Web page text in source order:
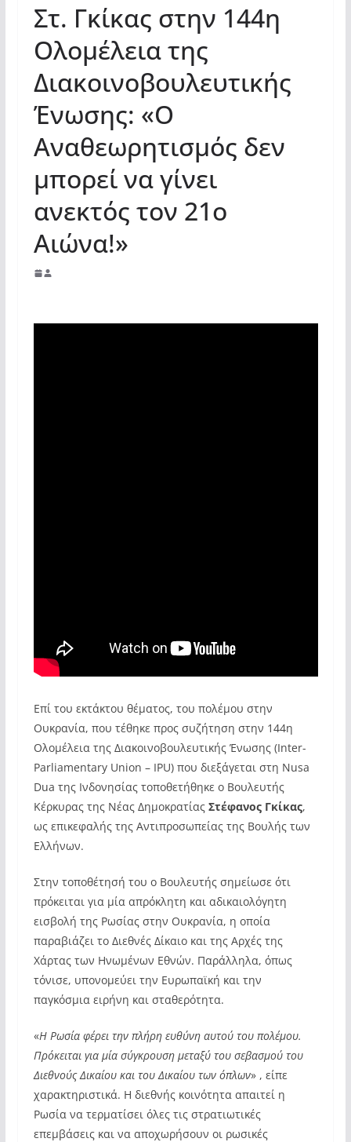
Στ. Γκίκας στην 144η
Ολομέλεια της
Διακοινοβουλευτικής
Ένωσης: «Ο
Αναθεωρητισμός δεν
μπορεί να γίνει
ανεκτός τον 21ο
Αιώνα!»
Επί του εκτάκτου θέματος, του πολέμου στην
Ουκρανία, που τέθηκε προς συζήτηση στην 144η
Ολομέλεια της Διακοινοβουλευτικής Ένωσης (Inter-
Parliamentary Union – IPU) που διεξάγεται στη Nusa
Dua της Ινδονησίας τοποθετήθηκε ο Βουλευτής
Κέρκυρας της Νέας Δημοκρατίας Στέφανος Γκίκας,
ως επικεφαλής της Αντιπροσωπείας της Βουλής των
Ελλήνων.
Στην τοποθέτησή του ο Βουλευτής σημείωσε ότι
πρόκειται για μία απρόκλητη και αδικαιολόγητη
εισβολή της Ρωσίας στην Ουκρανία, η οποία
παραβιάζει το Διεθνές Δίκαιο και της Αρχές της
Χάρτας των Ηνωμένων Εθνών. Παράλληλα, όπως
τόνισε, υπονομεύει την Ευρωπαϊκή και την
παγκόσμια ειρήνη και σταθερότητα.
«Η Ρωσία φέρει την πλήρη ευθύνη αυτού του πολέμου.
Πρόκειται για μία σύγκρουση μεταξύ του σεβασμού του
Διεθνούς Δικαίου και του Δικαίου των όπλων» , είπε
χαρακτηριστικά. Η διεθνής κοινότητα απαιτεί η
Ρωσία να τερματίσει όλες τις στρατιωτικές
επεμβάσεις και να αποχωρήσουν οι ρωσικές